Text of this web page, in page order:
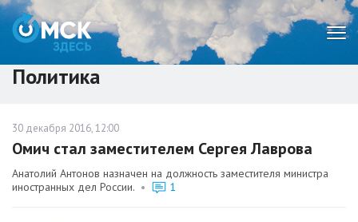
Политика
30 декабря 2016, 12:00
Омич стал заместителем Сергея Лаврова
Анатолий Антонов назначен на должность заместителя министра
иностранных дел России. • 1